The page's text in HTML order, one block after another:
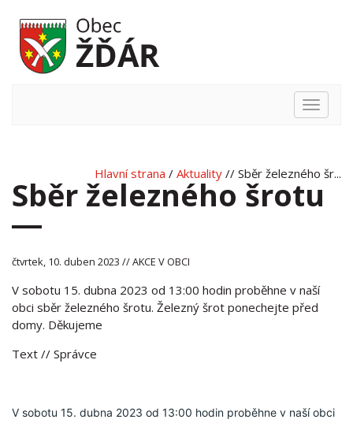
Hlavní
Hlavní strana / Aktuality // Sběr železného šr...
Sběr železného šrotu
čtvrtek, 10. duben 2023 // AKCE V OBCI
V sobotu 15. dubna 2023 od 13:00 hodin proběhne v naší
obci sběr železného šrotu. Železný šrot ponechejte před
domy. Děkujeme
Text // Správce
V sobotu 15. dubna 2023 od 13:00 hodin proběhne v naší obci